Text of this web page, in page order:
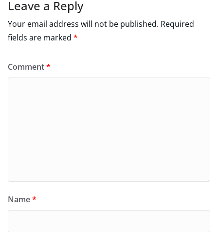
Leave a Reply
Your email address will not be published. Required
fields are marked *
Comment*
Name*